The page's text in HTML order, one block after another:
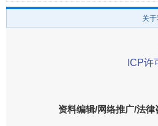
关
ICP许
资料编辑/网络推广/法律